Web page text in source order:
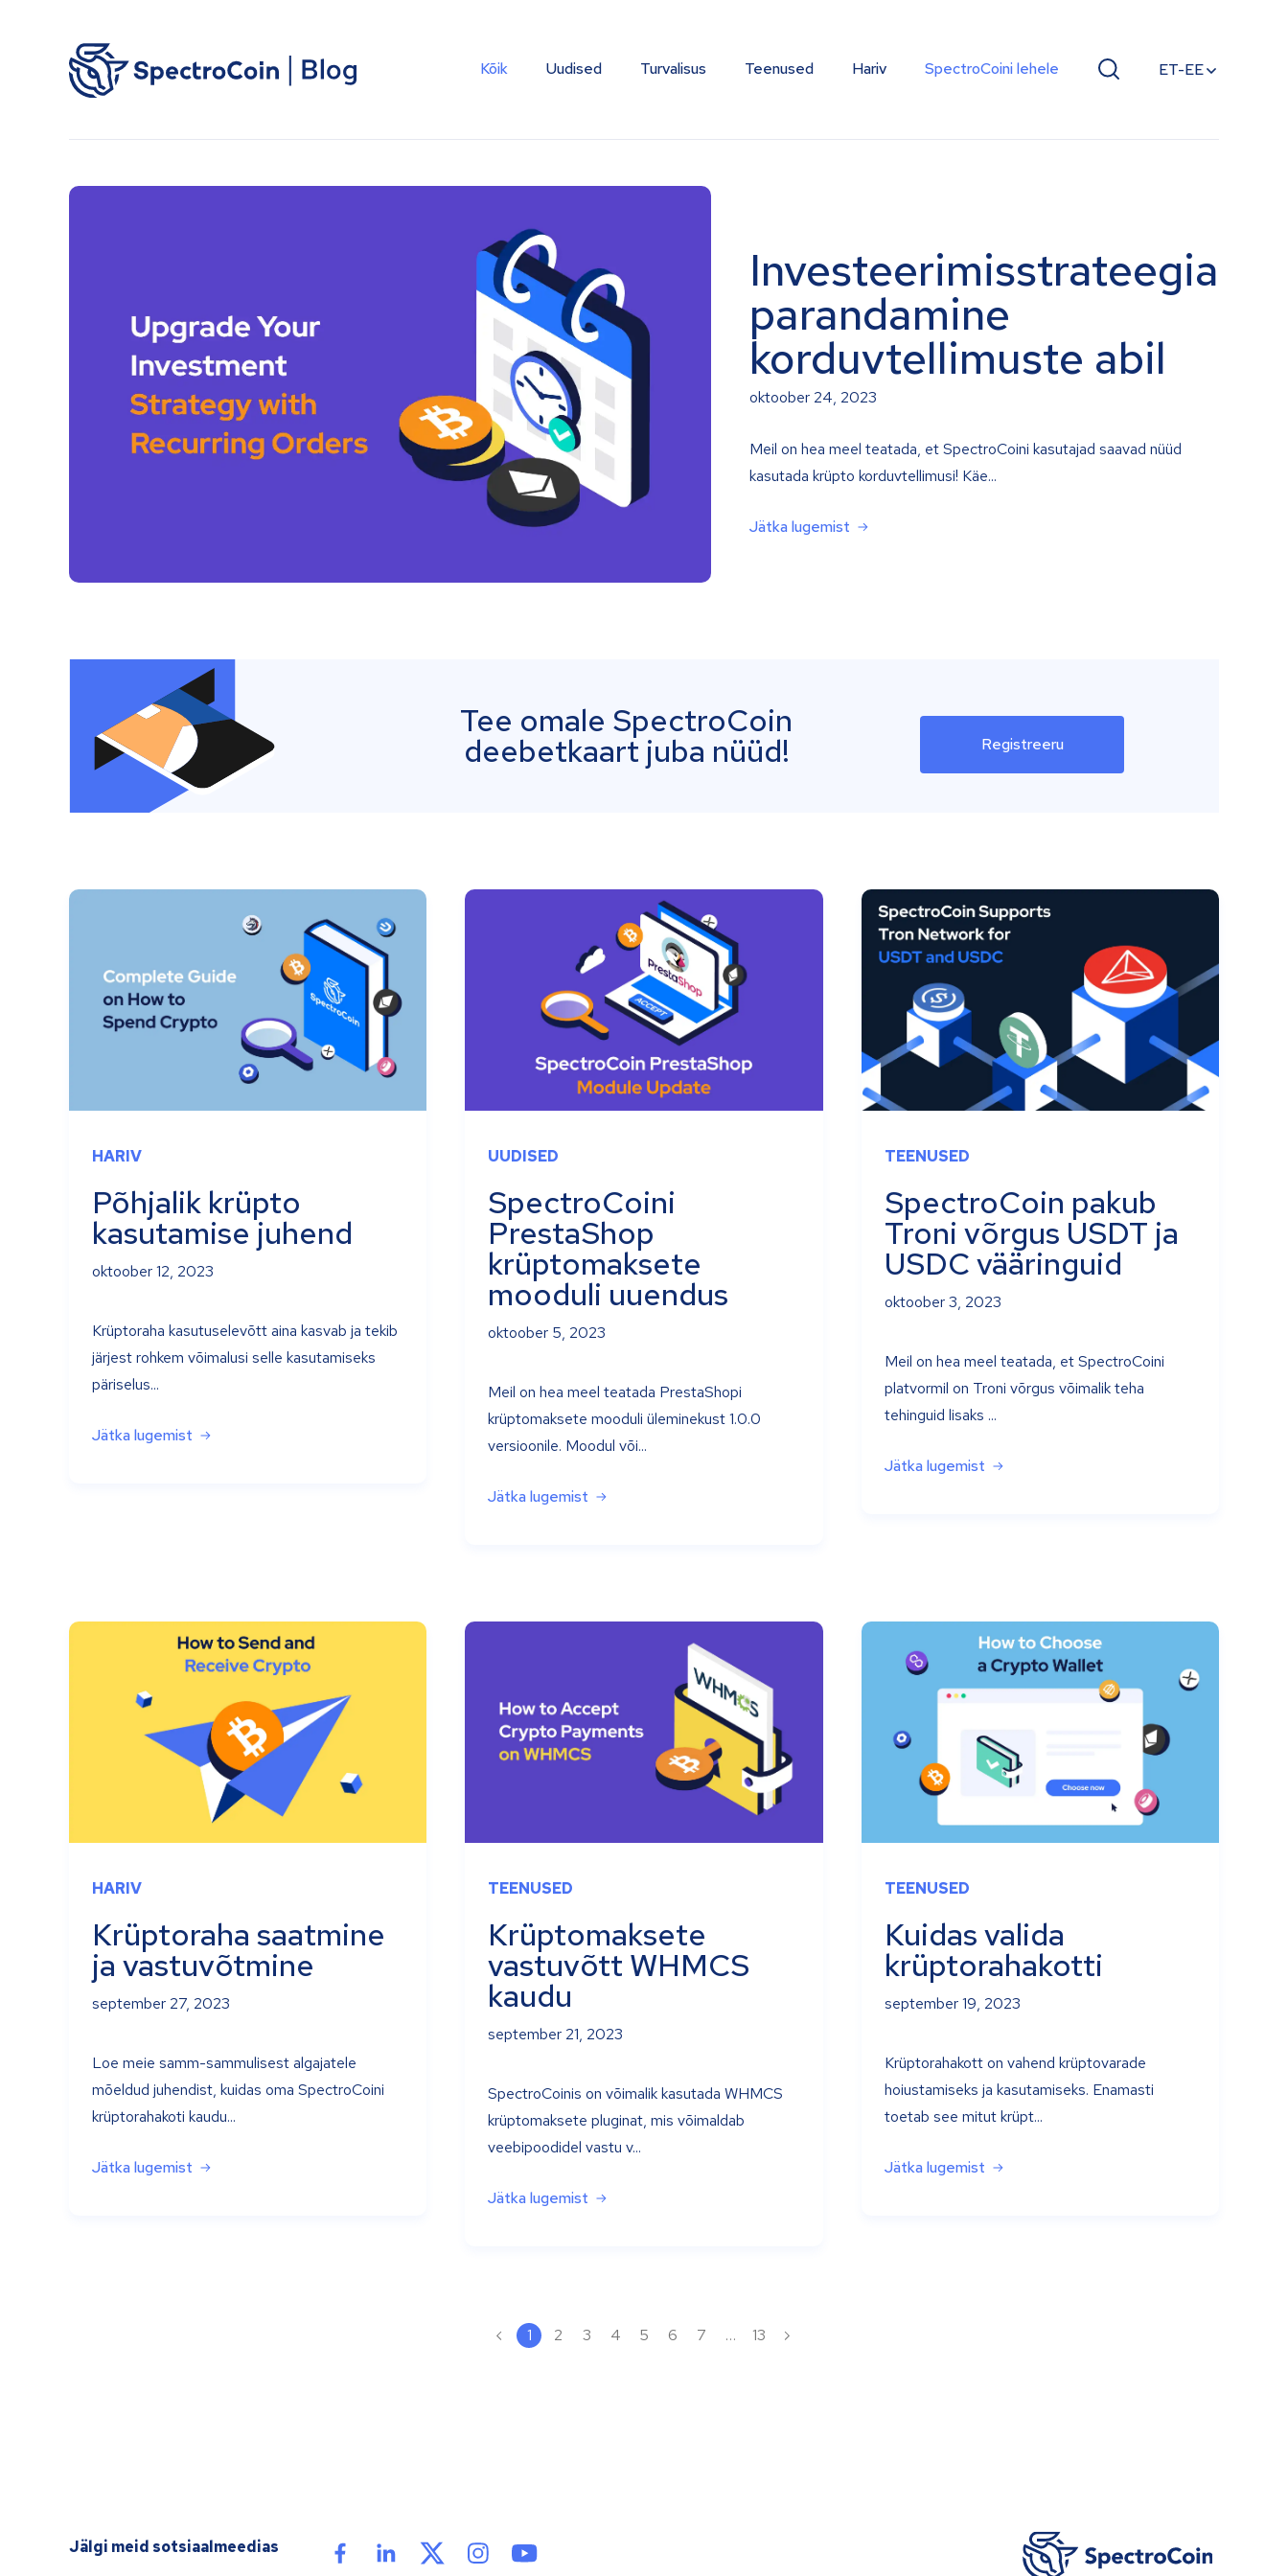
Kõik Uudised Turvalisus Teenused Hariv SpectroCoini lehele ET-EE
Investeerimisstrateegia
parandamine
korduvtellimuste abil
oktoober 24, 2023
Meil on hea meel teatada, et SpectroCoini kasutajad saavad nüüd
kasutada krüpto korduvtellimusi! Käe...
Jätka lugemist
Tee omale SpectroCoin
deebetkaart juba nüüd! Registreeru
HARIV
Põhjalik krüpto
kasutamise juhend
oktoober 12, 2023
Krüptoraha kasutuselevõtt aina kasvab ja tekib
järjest rohkem võimalusi selle kasutamiseks
päriselus...
Jätka lugemist
UUDISED
SpectroCoini
PrestaShop
krüptomaksete
mooduli uuendus
oktoober 5, 2023
Meil on hea meel teatada PrestaShopi
krüptomaksete mooduli üleminekust 1.0.0
versioonile. Moodul või...
Jätka lugemist
TEENUSED
SpectroCoin pakub
Troni võrgus USDT ja
USDC vääringuid
oktoober 3, 2023
Meil on hea meel teatada, et SpectroCoini
platvormil on Troni võrgus võimalik teha
tehinguid lisaks ...
Jätka lugemist
HARIV
Krüptoraha saatmine
ja vastuvõtmine
september 27, 2023
Loe meie samm-sammulisest algajatele
mõeldud juhendist, kuidas oma SpectroCoini
krüptorahakoti kaudu...
Jätka lugemist
TEENUSED
Krüptomaksete
vastuvõtt WHMCS
kaudu
september 21, 2023
SpectroCoinis on võimalik kasutada WHMCS
krüptomaksete pluginat, mis võimaldab
veebipoodidel vastu v...
Jätka lugemist
TEENUSED
Kuidas valida
krüptorahakotti
september 19, 2023
Krüptorahakott on vahend krüptovarade
hoiustamiseks ja kasutamiseks. Enamasti
toetab see mitut krüpt...
Jätka lugemist
1 2 3 4 5 6 7 … 13
Jälgi meid sotsiaalmeedias